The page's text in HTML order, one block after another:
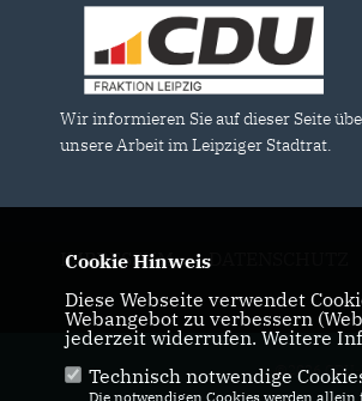
Wir informieren Sie auf dieser Seite
unsere Arbeit im Leipziger Stadtrat.
IMPRESSUM DATENSCHUTZ
@2026
Cookie Hinweis
Diese Webseite verwendet
Webangebot zu verbessern
jederzeit widerrufen. Weitere
Technisch notwendige
Die notwendigen Cookies werden